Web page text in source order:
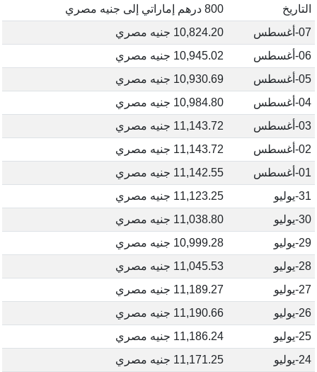
التاريخ
800 درهم إماراتي إلى جنيه مصري
07-أغسطس
10,824.20 جنيه مصري
06-أغسطس
10,945.02 جنيه مصري
05-أغسطس
10,930.69 جنيه مصري
04-أغسطس
10,984.80 جنيه مصري
03-أغسطس
11,143.72 جنيه مصري
02-أغسطس
11,143.72 جنيه مصري
01-أغسطس
11,142.55 جنيه مصري
31-يوليو
11,123.25 جنيه مصري
30-يوليو
11,038.80 جنيه مصري
29-يوليو
10,999.28 جنيه مصري
28-يوليو
11,045.53 جنيه مصري
27-يوليو
11,189.27 جنيه مصري
26-يوليو
11,190.66 جنيه مصري
25-يوليو
11,186.24 جنيه مصري
24-يوليو
11,171.25 جنيه مصري